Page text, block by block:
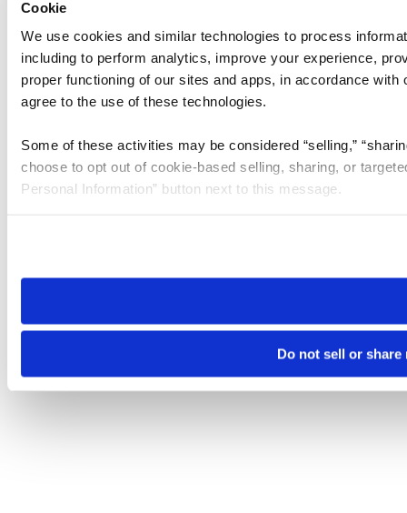
Cookie
We use cookies and similar technologies to process
including to perform analytics, improve your experience,
proper functioning of our sites and apps, in accordance with
agree to the use of these technologies.
Some of these activities may be considered “selling,”
choose to opt out of cookie-based selling, sharing, or
Personal Information” button next to this message.
preference will need to be set again.
Do not sell or
Cookie Settings